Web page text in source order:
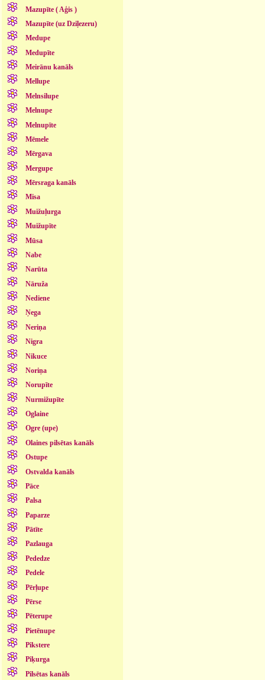
Mazupīte ( Aģis )
Mazupīte (uz Dziļezeru)
Medupe
Medupīte
Meirānu kanāls
Mellupe
Melnsilupe
Melnupe
Melnupīte
Mēmele
Mērgava
Mergupe
Mērsraga kanāls
Misa
Muižuļurga
Muižupīte
Mūsa
Nabe
Narūta
Nāruža
Nediene
Ņega
Neriņa
Nigra
Nikuce
Noriņa
Norupīte
Nurmižupīte
Oglaine
Ogre (upe)
Olaines pilsētas kanāls
Ostupe
Ostvalda kanāls
Pāce
Palsa
Paparze
Pātīte
Pazlauga
Pededze
Pedele
Pērļupe
Pērse
Pēterupe
Pietēnupe
Pikstere
Piķurga
Pilsētas kanāls